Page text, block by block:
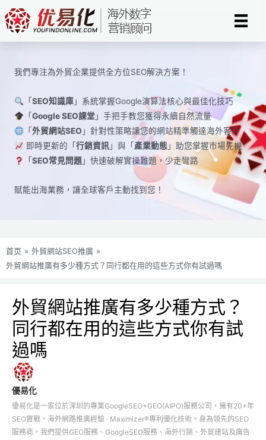
Skip
to
content
我們專注為外貿企業提供全方位SEO解決方案！
「 SEO知識庫」系統掌握Google演算法核心與最佳化技巧
「 Google SEO課堂」手把手教您獲得永續自然流量
「 外貿網站SEO 」針對性策略讓您的網站精準觸達海外客戶
即時更新的「 行銷資訊」與「 產業動態」助您掌握市場先機
「 SEO常見問題」快速破解實操難題，少走彎路
賦能出海業務，讓全球​​客戶主動找到您！
首页 » 外貿網站SEO推廣 »
外貿網站推廣有多少種方式？同行都在用的這些方式你有試過嗎
外貿網站推廣有多少種方式？
同行都在用的這些方式你有試
過嗎
優易化
優易化是一家位於深圳的專業GoogleSEO+GEO(AIPO)服務公司，擁有20+年
SEO實戰，海外網路推廣經驗 · Maximizer®專利優化技術。身為領先的SEO
服務商，我們提供GEO服務、GoogleSEO服務、海外行銷、外貿建站及廣告